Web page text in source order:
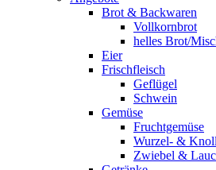
Brot & Backwaren
Vollkornbrot
helles Brot/
Eier
Frischfleisch
Geflügel
Schwein
Gemüse
Fruchtgemüse
Wurzel- &
Zwiebel &